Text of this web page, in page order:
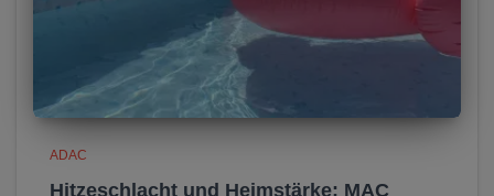
ADAC
Hitzeschlacht und Heimstärke: MAC